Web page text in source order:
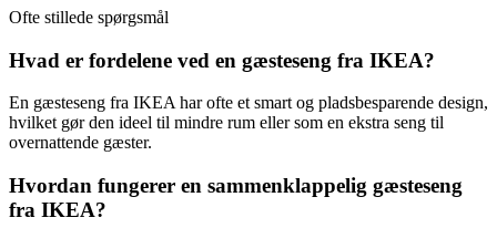
Ofte stillede spørgsmål
Hvad er fordelene ved en gæsteseng fra IKEA?
En gæsteseng fra IKEA har ofte et smart og pladsbesparende design,
hvilket gør den ideel til mindre rum eller som en ekstra seng til
overnattende gæster.
Hvordan fungerer en sammenklappelig gæsteseng
fra IKEA?